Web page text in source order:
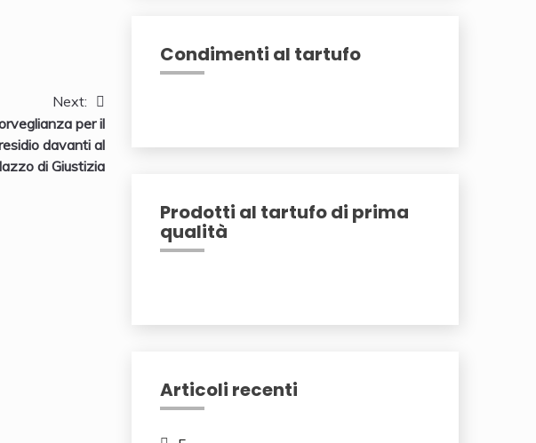
Next:
per il
davanti al
di Giustizia
Condimenti al tartufo
Prodotti al tartufo di prima
qualità
Articoli recenti